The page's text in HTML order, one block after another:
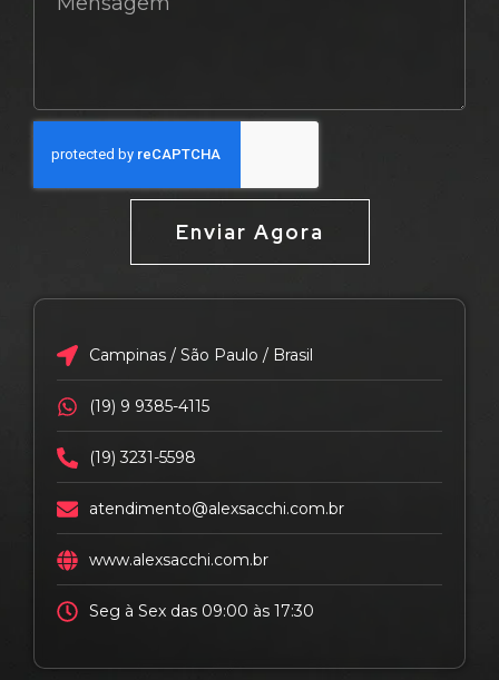
Enviar Agora
Campinas / São Paulo / Brasil
(19) 9 9385-4115
(19) 3231-5598
atendimento@alexsacchi.com.br
www.alexsacchi.com.br
Seg à Sex das 09:00 às 17:30